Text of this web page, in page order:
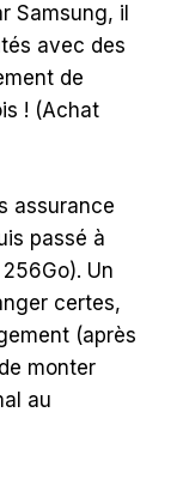
Samsung, il
avec des
de
! (Achat
assurance
passé à
Un
certes,
(après
monter
au